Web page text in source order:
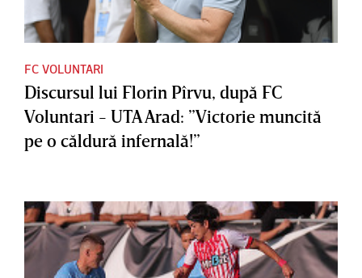
FC VOLUNTARI
Discursul lui Florin Pîrvu, după FC
Voluntari - UTA Arad: ”Victorie muncită
pe o căldură infernală!”